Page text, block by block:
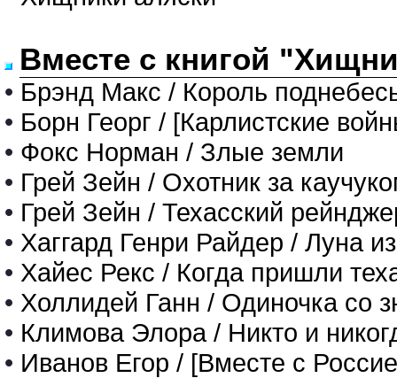
Вместе с книгой
• Брэнд Макс / Король
• Борн Георг / [Карлистские
• Фокс Норман / Злые земли
• Грей Зейн / Охотник за
• Грей Зейн / Техасский
• Хаггард Генри Райдер / Луна
• Хайес Рекс / Когда пришли
• Холлидей Ганн / Одиночка со
• Климова Элора / Никто и
• Иванов Егор / [Вместе с